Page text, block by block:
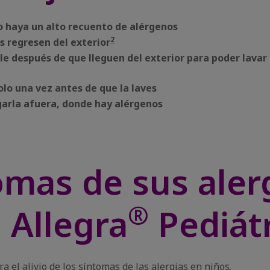
un alto recuento de alérgenos
regresen del exterior2
después de que lleguen del exterior para poder
una vez antes de que la laves
afuera, donde hay alérgenos
de sus
®
el alivio de los síntomas de las alergias en niños.